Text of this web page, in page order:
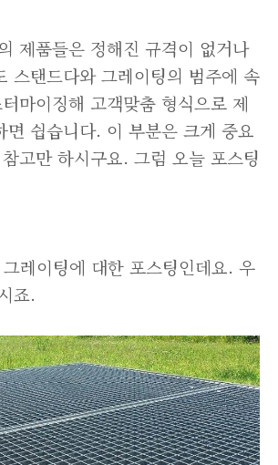
제품들은 정해진 규격이 없거나
스탠드다와 그레이팅의 범주에 속
마이징해 고객맞춤 형식으로 제
면 쉽습니다. 이 부분은 크게 중요
고만 하시구요. 그럼 오늘 포스팅
레이팅에 대한 포스팅인데요. 우
죠.